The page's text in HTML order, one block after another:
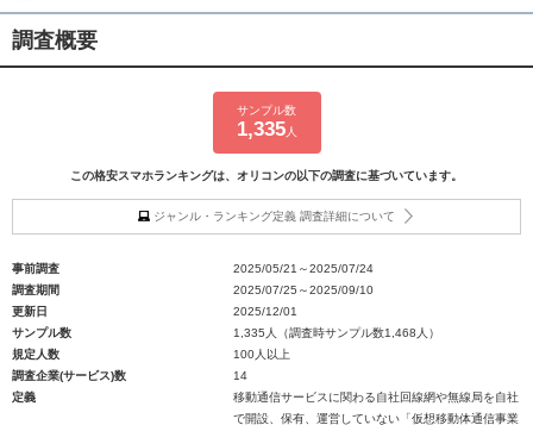
調査概要
サンプル数
1,335人
この格安スマホランキングは、オリコンの以下の調査に基づいています。
ジャンル・ランキング定義 調査詳細について
事前調査
2025/05/21～2025/07/24
調査期間
2025/07/25～2025/09/10
更新日
2025/12/01
サンプル数
1,335人（調査時サンプル数1,468人）
規定人数
100人以上
調査企業(サービス)数
14
定義
移動通信サービスに関わる自社回線網や無線局を自社
で開設、保有、運営していない「仮想移動体通信事業